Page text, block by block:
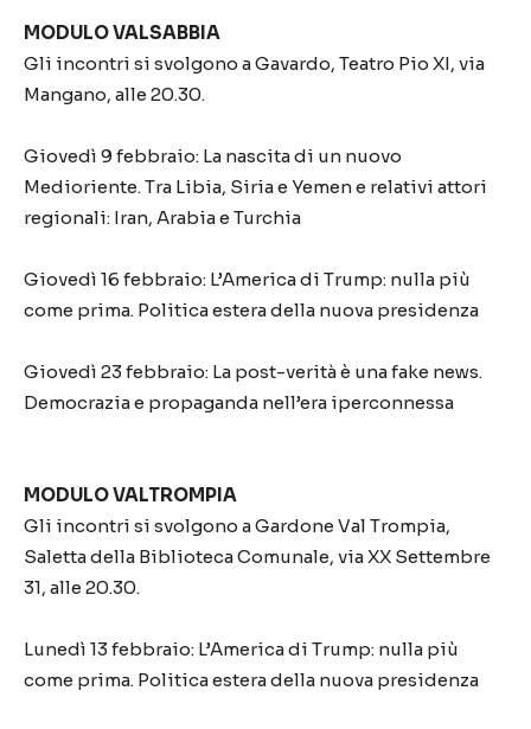
MODULO VALSABBIA
Gli incontri si svolgono a Gavardo, Teatro Pio XI, via
Mangano, alle 20.30.
Giovedì 9 febbraio: La nascita di un nuovo
Medioriente. Tra Libia, Siria e Yemen e relativi attori
regionali: Iran, Arabia e Turchia
Giovedì 16 febbraio: L’America di Trump: nulla più
come prima. Politica estera della nuova presidenza
Giovedì 23 febbraio: La post-verità è una fake news.
Democrazia e propaganda nell’era iperconnessa
MODULO VALTROMPIA
Gli incontri si svolgono a Gardone Val Trompia,
Saletta della Biblioteca Comunale, via XX Settembre
31, alle 20.30.
Lunedì 13 febbraio: L’America di Trump: nulla più
come prima. Politica estera della nuova presidenza